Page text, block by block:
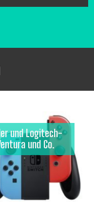
und Logitech-
und Co.